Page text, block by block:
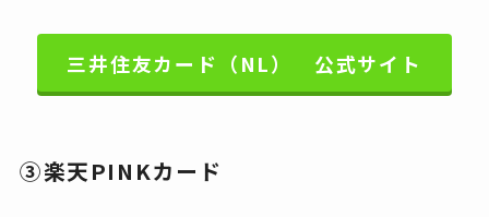
三井住友カード（NL） 公式サイト
③楽天PINKカード